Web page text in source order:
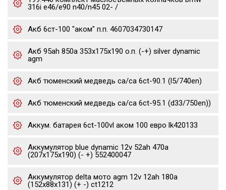
316i e46/e90 n40/n45 02- /
Акб 6ст-100 "аком" п.п. 4607034730147
Акб 95ah 850a 353x175x190 о.п. (-+) silver dynamic
agm
Акб тюменский медведь ca/ca 6ct-90.1 (l5/740en)
Акб тюменский медведь ca/ca 6ct-95.1 (d33/750en))
Аккум. батарея 6ct-100vl аком 100 евро lk420133
Аккумулятор blue dynamic 12v 52ah 470a
(207x175x190) (- +) 552400047
Аккумулятор delta мото agm 12v 12ah 180a
(152x88x131) (+ -) ct1212